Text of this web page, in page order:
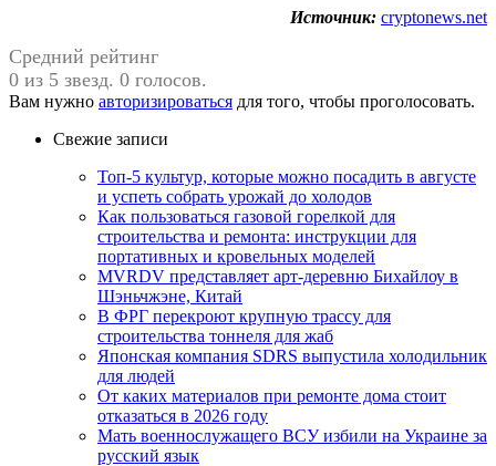
Источник: cryptonews.net
Средний рейтинг
0 из 5 звезд. 0 голосов.
Вам нужно авторизироваться для того, чтобы проголосовать.
Свежие записи
Топ-5 культур, которые можно посадить в августе
и успеть собрать урожай до холодов
Как пользоваться газовой горелкой для
строительства и ремонта: инструкции для
портативных и кровельных моделей
MVRDV представляет арт-деревню Бихайлоу в
Шэньчжэне, Китай
В ФРГ перекроют крупную трассу для
строительства тоннеля для жаб
Японская компания SDRS выпустила холодильник
для людей
От каких материалов при ремонте дома стоит
отказаться в 2026 году
Мать военнослужащего ВСУ избили на Украине за
русский язык